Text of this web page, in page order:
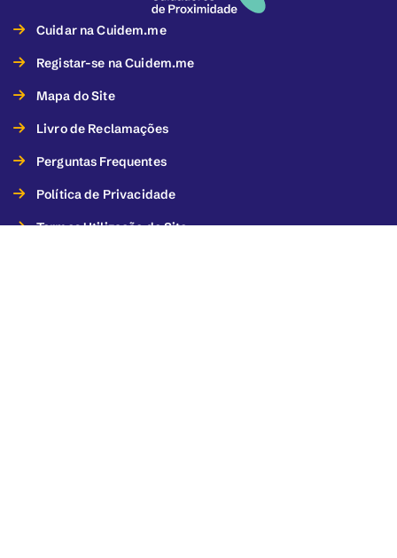
Cuidar na Cuidem.me
Registar-se na Cuidem.me
Mapa do Site
Livro de Reclamações
Perguntas Frequentes
Política de Privacidade
Termos Utilização do Site